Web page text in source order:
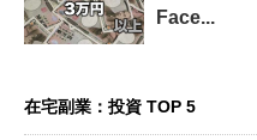
Face...
在宅副業：投資 TOP 5